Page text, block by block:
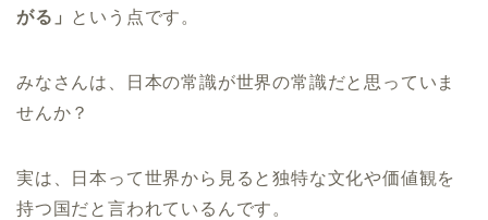
がる」 という点です。
みなさんは、日本の常識が世界の常識だと思っていま
せんか？
実は、日本って世界から見ると独特な文化や価値観を
持つ国だと言われているんです。